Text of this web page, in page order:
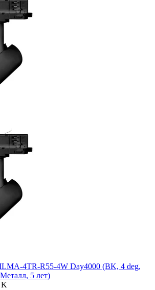
4TR-R55-4W Day4000 (BK, 4 deg,
5 лет)
K